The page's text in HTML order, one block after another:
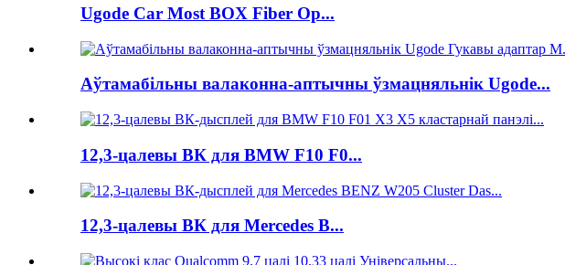
Ugode Car Most BOX Fiber Op...
Аўтамабільны валаконна-аптычны ўзмацняльнік Ugode...
12,3-цалевы ВК для BMW F10 F0...
12,3-цалевы ВК для Mercedes B...